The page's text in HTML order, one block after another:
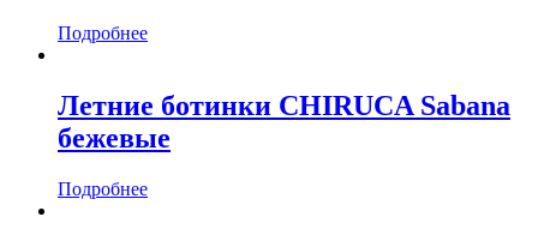
Подробнее
Летние ботинки CHIRUCA Sabana
бежевые
Подробнее